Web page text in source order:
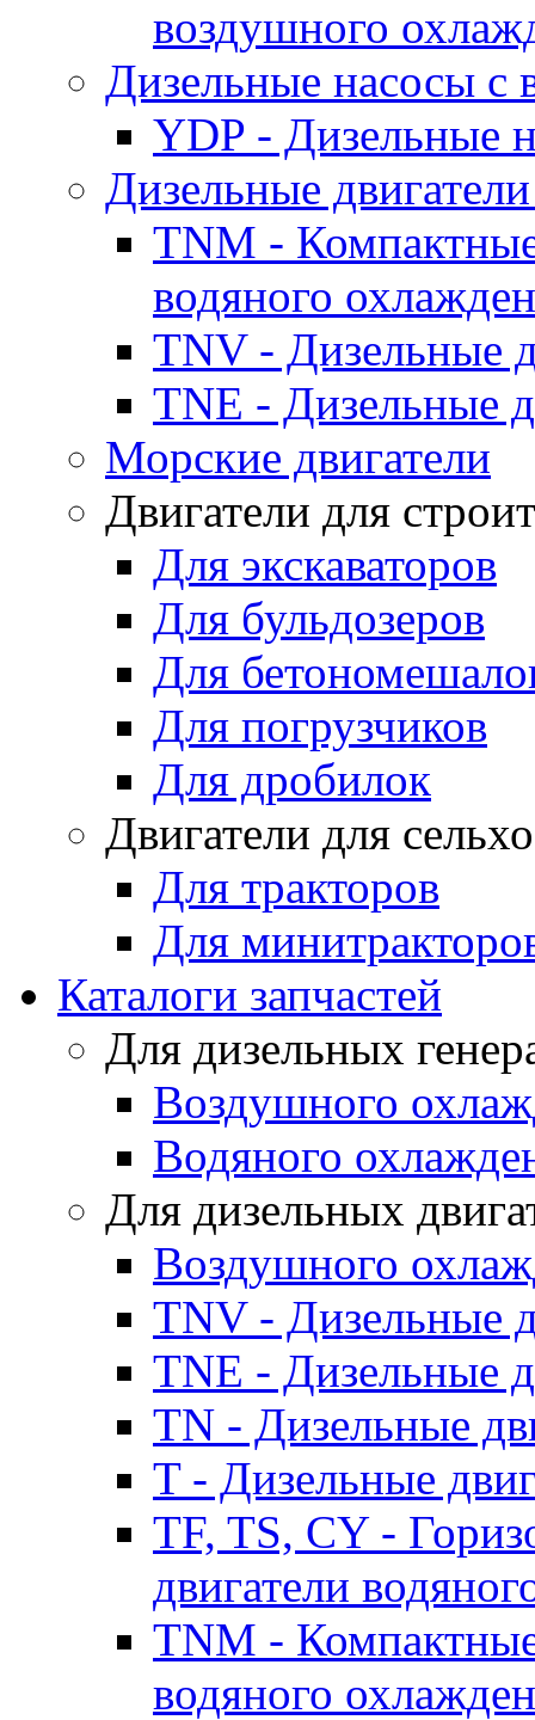
воздушного
Дизельные насосы
YDP - Дизельные
Дизельные
TNM -
водяного
TNV - Дизельные
TNE - Дизельные
Морские двигатели
Двигатели для
Для экскаваторов
Для бульдозеров
Для
Для погрузчиков
Для дробилок
Двигатели для
Для тракторов
Для
Каталоги запчастей
Для дизельных
Воздушного
Водяного
Для дизельных
Воздушного
TNV - Дизельные
TNE - Дизельные
TN - Дизельные
T - Дизельные
TF, TS, CY -
двигатели
TNM -
водяного